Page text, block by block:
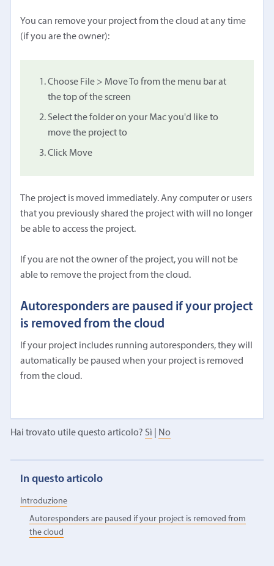
You can remove your project from the cloud at any time
(if you are the owner):
Choose File > Move To from the menu bar at
the top of the screen
Select the folder on your Mac you'd like to
move the project to
Click Move
The project is moved immediately. Any computer or users
that you previously shared the project with will no longer
be able to access the project.
If you are not the owner of the project, you will not be
able to remove the project from the cloud.
Autoresponders are paused if your project
is removed from the cloud
If your project includes running autoresponders, they will
automatically be paused when your project is removed
from the cloud.
Hai trovato utile questo articolo? Sì No
In questo articolo
Introduzione
Autoresponders are paused if your project is removed from
the cloud